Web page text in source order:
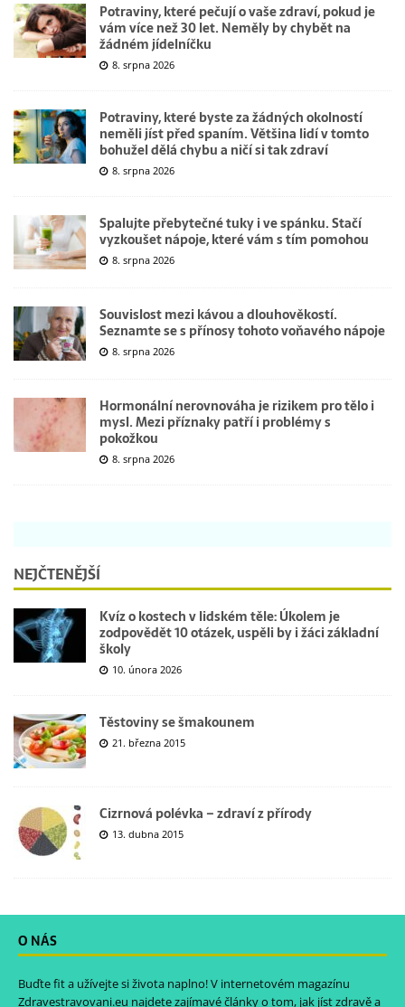
Potraviny, které pečují o vaše zdraví, pokud je
vám více než 30 let. Neměly by chybět na
žádném jídelníčku
8. srpna 2026
Potraviny, které byste za žádných okolností
neměli jíst před spaním. Většina lidí v tomto
bohužel dělá chybu a ničí si tak zdraví
8. srpna 2026
Spalujte přebytečné tuky i ve spánku. Stačí
vyzkoušet nápoje, které vám s tím pomohou
8. srpna 2026
Souvislost mezi kávou a dlouhověkostí.
Seznamte se s přínosy tohoto voňavého nápoje
8. srpna 2026
Hormonální nerovnováha je rizikem pro tělo i
mysl. Mezi příznaky patří i problémy s
pokožkou
8. srpna 2026
NEJČTENĚJŠÍ
Kvíz o kostech v lidském těle: Úkolem je
zodpovědět 10 otázek, uspěli by i žáci základní
školy
10. února 2026
Těstoviny se šmakounem
21. března 2015
Cizrnová polévka – zdraví z přírody
13. dubna 2015
O NÁS
Buďte fit a užívejte si života naplno! V internetovém magazínu
Zdravestravovani.eu najdete zajímavé články o tom, jak jíst zdravě a